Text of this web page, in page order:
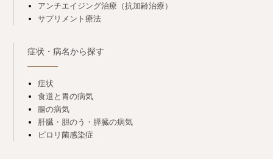
アンチエイジング治療（抗加齢治療）
サプリメント療法
症状・病名から探す
症状
食道と胃の病気
腸の病気
肝臓・胆のう・膵臓の病気
ピロリ菌感染症